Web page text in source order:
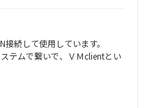
続して使用しています。
テムで繋いで、ＶＭclientとい